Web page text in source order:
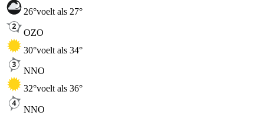
26°voelt als 27°
OZO
30°voelt als 34°
NNO
32°voelt als 36°
NNO